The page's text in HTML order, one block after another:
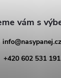
info@nasypanej.cz
+420 602 531 191